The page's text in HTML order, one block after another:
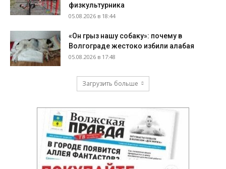
физкультурника
05.08.2026 в 18:44
«Он грыз нашу собаку»: почему в
Волгограде жестоко избили алабая
05.08.2026 в 17:48
Загрузить больше